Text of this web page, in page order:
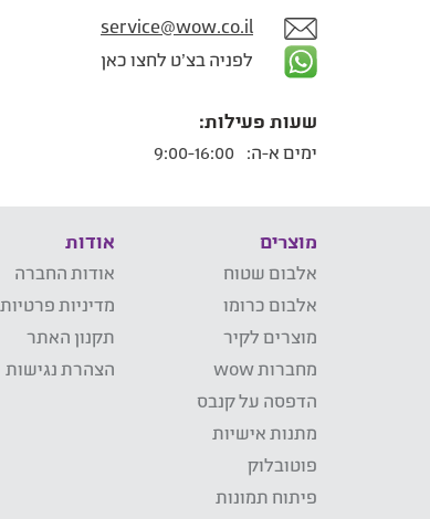
service@wow.co.il
לפניה בצ'ט לחצו כאן
שעות פעילות:
ימים א-ה:
מוצרים
אלבום שטוח
אלבום כרומו
מוצרים לקיר
מחברות wow
הדפסה על קנבס
מתנות אישיות
פוטובלוק
פיתוח תמונות
אודות
אודות החברה
מדיניות פרטיות
תקנון האתר
הצהרת נגישות